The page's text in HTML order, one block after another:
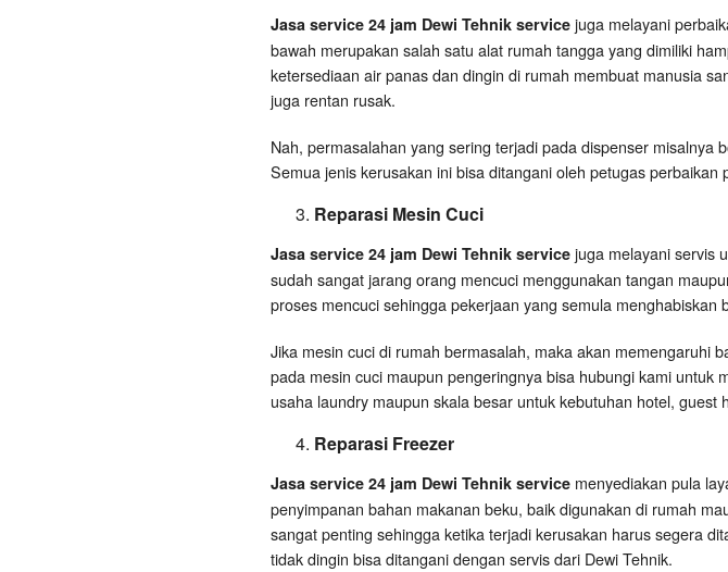
Jasa service 24 jam Dewi Tehnik service juga melayani
bawah merupakan salah satu alat rumah tangga yang dimiliki
ketersediaan air panas dan dingin di rumah membuat manusia
juga rentan rusak.
Nah, permasalahan yang sering terjadi pada dispenser misalnya
Semua jenis kerusakan ini bisa ditangani oleh petugas perbaikan
Reparasi Mesin Cuci
Jasa service 24 jam Dewi Tehnik service juga melayani servis
sudah sangat jarang orang mencuci menggunakan tangan
proses mencuci sehingga pekerjaan yang semula
Jika mesin cuci di rumah bermasalah, maka akan memengaruhi
pada mesin cuci maupun pengeringnya bisa hubungi kami
usaha laundry maupun skala besar untuk kebutuhan hotel, guest
Reparasi Freezer
Jasa service 24 jam Dewi Tehnik service menyediakan pula
penyimpanan bahan makanan beku, baik digunakan di rumah
sangat penting sehingga ketika terjadi kerusakan harus segera
tidak dingin bisa ditangani dengan servis dari Dewi Tehnik.